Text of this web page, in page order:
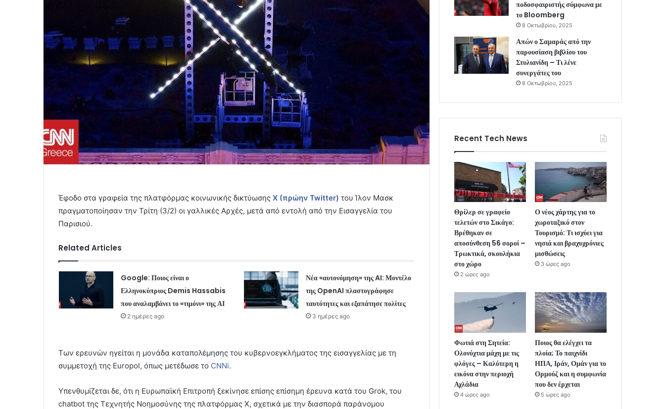
Έφοδο στα γραφεία της πλατφόρμας κοινωνικής δικτύωσης X (πρώην Twitter) του Ίλον Μασκ
πραγματοποίησαν την Τρίτη (3/2) οι γαλλικές Αρχές, μετά από εντολή από την Εισαγγελία του
Παρισιού.
Related Articles
Google: Ποιος είναι ο
Ελληνοκύπριος Demis Hassabis
που αναλαμβάνει το «τιμόνι» της ΑΙ
2 ημέρες ago
Νέα «αυτονόμηση» της AI: Μοντέλο
της OpenAI πλαστογράφησε
ταυτότητες και εξαπάτησε πολίτες
3 ημέρες ago
Των ερευνών ηγείται η μονάδα καταπολέμησης του κυβερνοεγκλήματος της εισαγγελίας με τη
συμμετοχή της Europol, όπως μετέδωσε το CNNi.
Υπενθυμίζεται δε, ότι η Ευρωπαϊκή Επιτροπή ξεκίνησε επίσης επίσημη έρευνα κατά του Grok, του
chatbot της Τεχνητής Νοημοσύνης της πλατφόρμας Χ, σχετικά με την διασπορά παράνομου
ποδοσφαιριστής σύμφωνα με
το Bloomberg
8 Οκτωβρίου, 2025
Απών ο Σαμαράς από την
παρουσίαση βιβλίου του
Στυλιανίδη – Τι λένε
συνεργάτες του
8 Οκτωβρίου, 2025
Recent Tech News
Θρίλερ σε γραφείο
τελετών στο Σικάγο:
Βρέθηκαν σε
αποσύνθεση 56 σοροί –
Τρωκτικά, σκουλήκια
στο χώρο
2 ώρες ago
Ο νέος χάρτης για το
χωροταξικό στον
Τουρισμό: Τι ισχύει για
νησιά και βραχυχρόνιες
μισθώσεις
3 ώρες ago
Φωτιά στη Σητεία:
Ολονύχτια μάχη με τις
φλόγες – Καλύτερη η
εικόνα στην περιοχή
Αχλάδια
4 ώρες ago
Ποιος θα ελέγχει τα
πλοία; Το παιχνίδι
ΗΠΑ, Ιράν, Ομάν για το
Ορμούζ και η συμφωνία
που δεν έρχεται
5 ώρες ago